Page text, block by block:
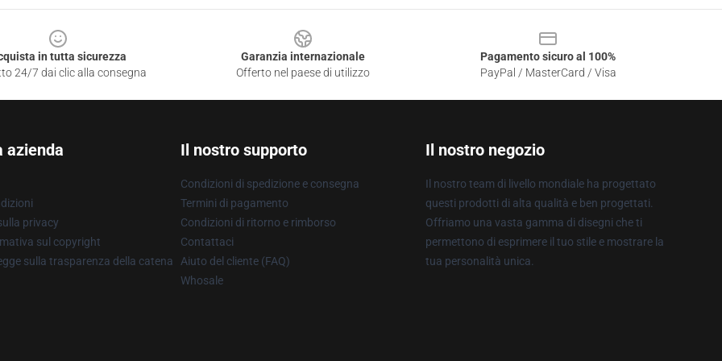
in tutta sicurezza
24/7 dai clic alla consegna
Garanzia internazionale
Offerto nel paese di utilizzo
Pagamento sicuro al 100%
PayPal / MasterCard / Visa
azienda
privacy
sul copyright
sulla trasparenza della catena
Il nostro supporto
Condizioni di spedizione e consegna
Termini di pagamento
Condizioni di ritorno e rimborso
Contattaci
Aiuto del cliente (FAQ)
Whosale
Il nostro negozio
Il nostro team di livello mondiale ha progettato
questi prodotti di alta qualità e ben progettati.
Offriamo una vasta gamma di disegni che ti
permettono di esprimere il tuo stile e mostrare la
tua personalità unica.